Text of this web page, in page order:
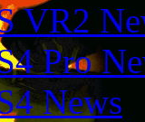
VR2
Pro
News